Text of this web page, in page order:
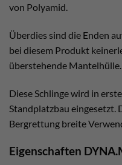
von Polyamid.
Überdies sind die Enden
bei diesem Produkt
überstehende Mantelhülle.
Diese Schlinge wird in
Standplatzbau eingesetzt.
Bergrettung breite
Eigenschaften